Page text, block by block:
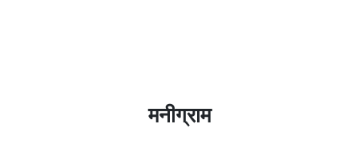
मनीग्राम